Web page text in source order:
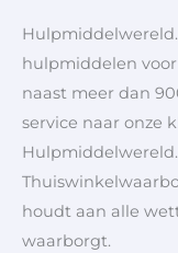
hulpmiddelen
naast meer dan
service naar onze
houdt aan alle
waarborgt.